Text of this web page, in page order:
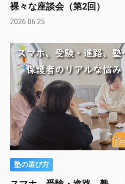
裸々な座談会（第2回）
2026.06.25
塾の選び方